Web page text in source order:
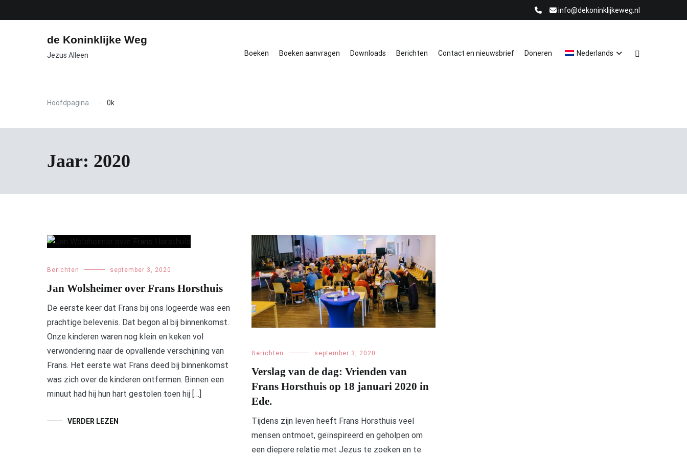
info@dekoninklijkeweg.nl
de Koninklijke Weg
Jezus Alleen Boeken Boeken aanvragen Downloads Berichten Contact en nieuwsbrief Doneren Nederlands
Hoofdpagina 0k
Jaar: 2020
Berichten september 3, 2020
Jan Wolsheimer over Frans Horsthuis
De eerste keer dat Frans bij ons logeerde was een
prachtige belevenis. Dat begon al bij binnenkomst.
Onze kinderen waren nog klein en keken vol
verwondering naar de opvallende verschijning van
Frans. Het eerste wat Frans deed bij binnenkomst
was zich over de kinderen ontfermen. Binnen een
minuut had hij hun hart gestolen toen hij […]
VERDER LEZEN
Berichten september 3, 2020
Verslag van de dag: Vrienden van
Frans Horsthuis op 18 januari 2020 in
Ede.
Tijdens zijn leven heeft Frans Horsthuis veel
mensen ontmoet, geïnspireerd en geholpen om
een diepere relatie met Jezus te zoeken en te